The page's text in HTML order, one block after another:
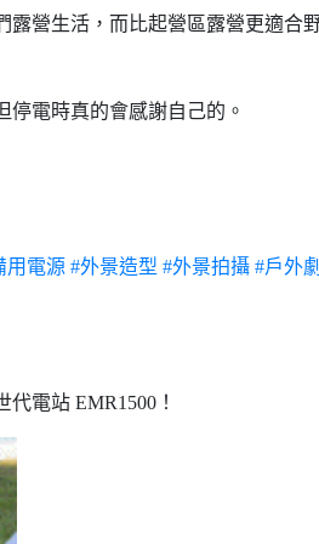
露營生活，而比起營區露營更適合
電時真的會感謝自己的。
用電源 #外景造型 #外景拍攝 #戶外
電站 EMR1500！